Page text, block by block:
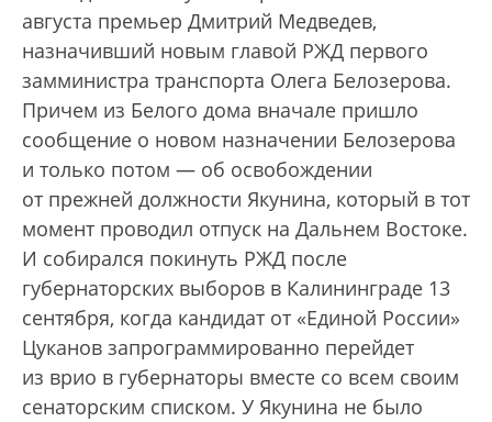
августа премьер Дмитрий Медведев,
назначивший новым главой РЖД первого
замминистра транспорта Олега Белозерова.
Причем из Белого дома вначале пришло
сообщение о новом назначении Белозерова
и только потом — об освобождении
от прежней должности Якунина, который в тот
момент проводил отпуск на Дальнем Востоке.
И собирался покинуть РЖД после
губернаторских выборов в Калининграде 13
сентября, когда кандидат от «Единой России»
Цуканов запрограммированно перейдет
из врио в губернаторы вместе со всем своим
сенаторским списком. У Якунина не было